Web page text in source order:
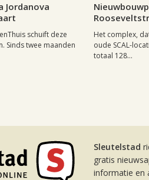
Jordanova
schuift deze
Sinds twee maanden
Het complex,
oude SCAL-
totaal 128...
Sleutelstad
gratis
informatie en